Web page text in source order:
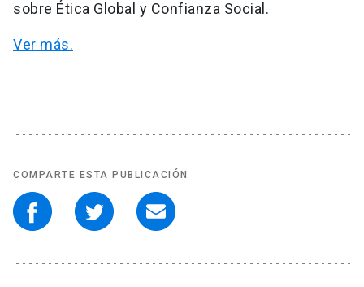
sobre Ética Global y Confianza Social.
Ver más.
COMPARTE ESTA PUBLICACIÓN